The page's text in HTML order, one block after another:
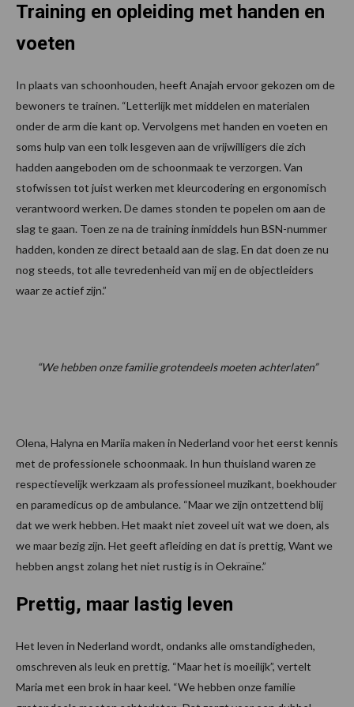
Training en opleiding met handen en
voeten
In plaats van schoonhouden, heeft Anajah ervoor gekozen om de
bewoners te trainen. “Letterlijk met middelen en materialen
onder de arm die kant op. Vervolgens met handen en voeten en
soms hulp van een tolk lesgeven aan de vrijwilligers die zich
hadden aangeboden om de schoonmaak te verzorgen. Van
stofwissen tot juist werken met kleurcodering en ergonomisch
verantwoord werken. De dames stonden te popelen om aan de
slag te gaan. Toen ze na de training inmiddels hun BSN-nummer
hadden, konden ze direct betaald aan de slag. En dat doen ze nu
nog steeds, tot alle tevredenheid van mij en de objectleiders
waar ze actief zijn.”
“We hebben onze familie grotendeels moeten achterlaten”
Olena, Halyna en Mariia maken in Nederland voor het eerst kennis
met de professionele schoonmaak. In hun thuisland waren ze
respectievelijk werkzaam als professioneel muzikant, boekhouder
en paramedicus op de ambulance. “Maar we zijn ontzettend blij
dat we werk hebben. Het maakt niet zoveel uit wat we doen, als
we maar bezig zijn. Het geeft afleiding en dat is prettig, Want we
hebben angst zolang het niet rustig is in Oekraïne.”
Prettig, maar lastig leven
Het leven in Nederland wordt, ondanks alle omstandigheden,
omschreven als leuk en prettig. “Maar het is moeilijk”, vertelt
Maria met een brok in haar keel. “We hebben onze familie